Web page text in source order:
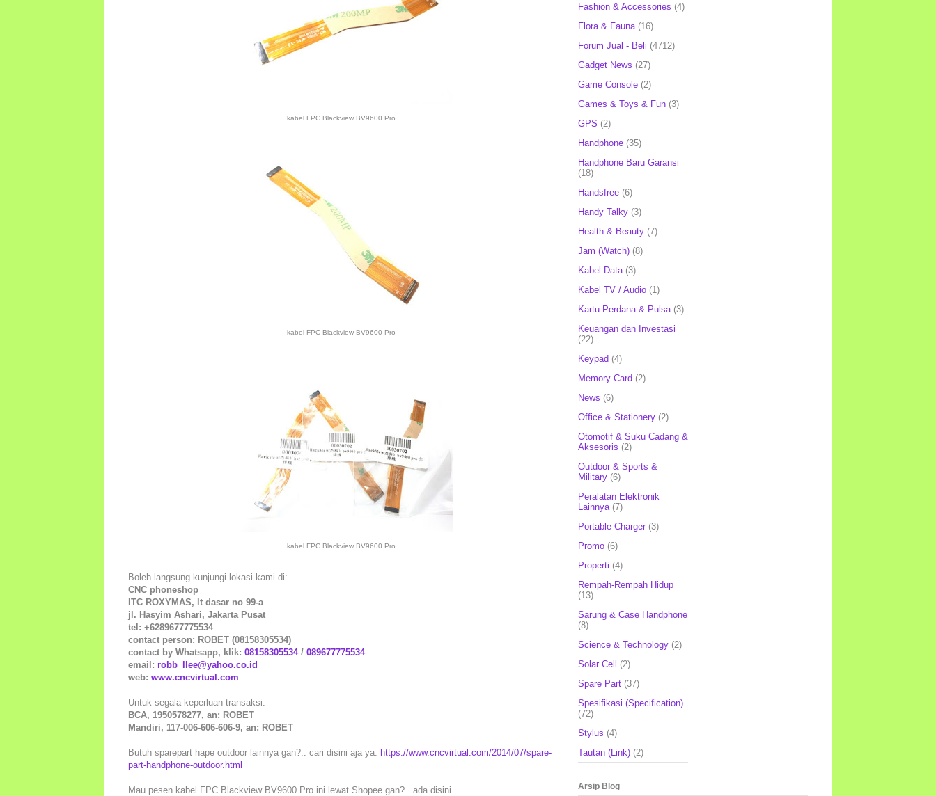
kabel FPC Blackview BV9600 Pro
kabel FPC Blackview BV9600 Pro
kabel FPC Blackview BV9600 Pro
Boleh langsung kunjungi lokasi kami di:
CNC phoneshop
ITC ROXYMAS, lt dasar no 99-a
jl. Hasyim Ashari, Jakarta Pusat
tel: +6289677775534
contact person: ROBET (08158305534)
contact by Whatsapp, klik: 08158305534/ 089677775534
email: robb_llee@yahoo.co.id
web: www.cncvirtual.com
Untuk segala keperluan transaksi:
BCA, 1950578277, an: ROBET
Mandiri, 117-006-606-606-9, an: ROBET
Butuh sparepart hape outdoor lainnya gan?.. cari disini aja ya: https://www.cncvirtual.com/2014/07/spare-
part-handphone-outdoor.html
Mau pesen kabel FPC Blackview BV9600 Pro ini lewat Shopee gan?.. ada disini
Fashion & Accessories (4)
Flora & Fauna (16)
Forum Jual - Beli (4712)
Gadget News (27)
Game Console (2)
Games & Toys & Fun (3)
GPS (2)
Handphone (35)
Handphone Baru Garansi
(18)
Handsfree (6)
Handy Talky (3)
Health & Beauty (7)
Jam (Watch) (8)
Kabel Data (3)
Kabel TV / Audio (1)
Kartu Perdana & Pulsa (3)
Keuangan dan Investasi
(22)
Keypad (4)
Memory Card (2)
News (6)
Office & Stationery (2)
Otomotif & Suku Cadang &
Aksesoris (2)
Outdoor & Sports &
Military (6)
Peralatan Elektronik
Lainnya (7)
Portable Charger (3)
Promo (6)
Properti (4)
Rempah-Rempah Hidup
(13)
Sarung & Case Handphone
(8)
Science & Technology (2)
Solar Cell (2)
Spare Part (37)
Spesifikasi (Specification)
(72)
Stylus (4)
Tautan (Link) (2)
Arsip Blog